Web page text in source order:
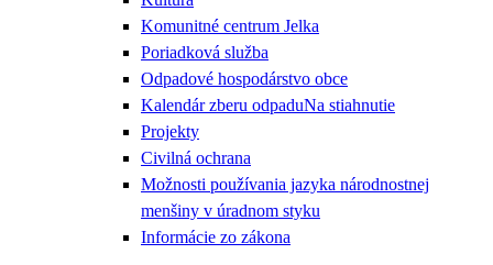
Komunitné centrum Jelka
Poriadková služba
Odpadové hospodárstvo obce
Kalendár zberu odpaduNa stiahnutie
Projekty
Civilná ochrana
Možnosti používania jazyka národnostnej
menšiny v úradnom styku
Informácie zo zákona